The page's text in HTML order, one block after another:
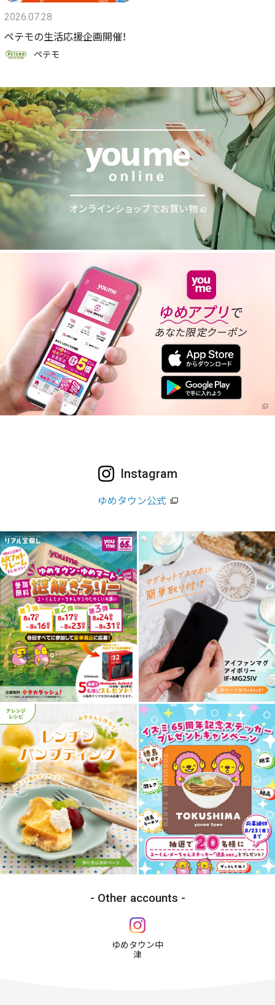
2026.07.28
ペテモの生活応援企画開催！
ペテモ
Instagram
ゆめタウン公式
Other accounts
ゆめタウン中
津